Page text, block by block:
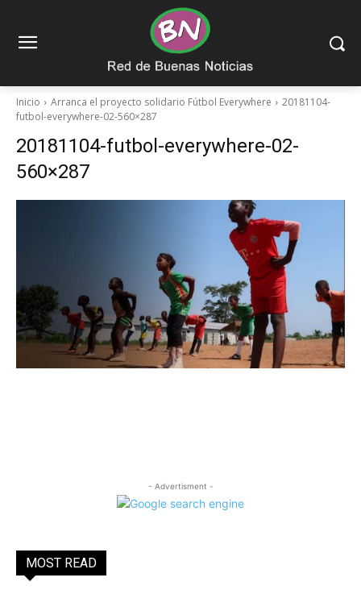
Inicio Arranca el proyecto solidario Fútbol Everywhere
20181104-
futbol-everywhere-02-560×287
20181104-futbol-everywhere-02-
560×287
- Advertisment -
MOST READ